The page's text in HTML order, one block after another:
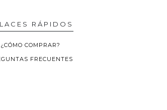
RÁPIDOS
¿CÓMO COMPRAR?
FRECUENTES